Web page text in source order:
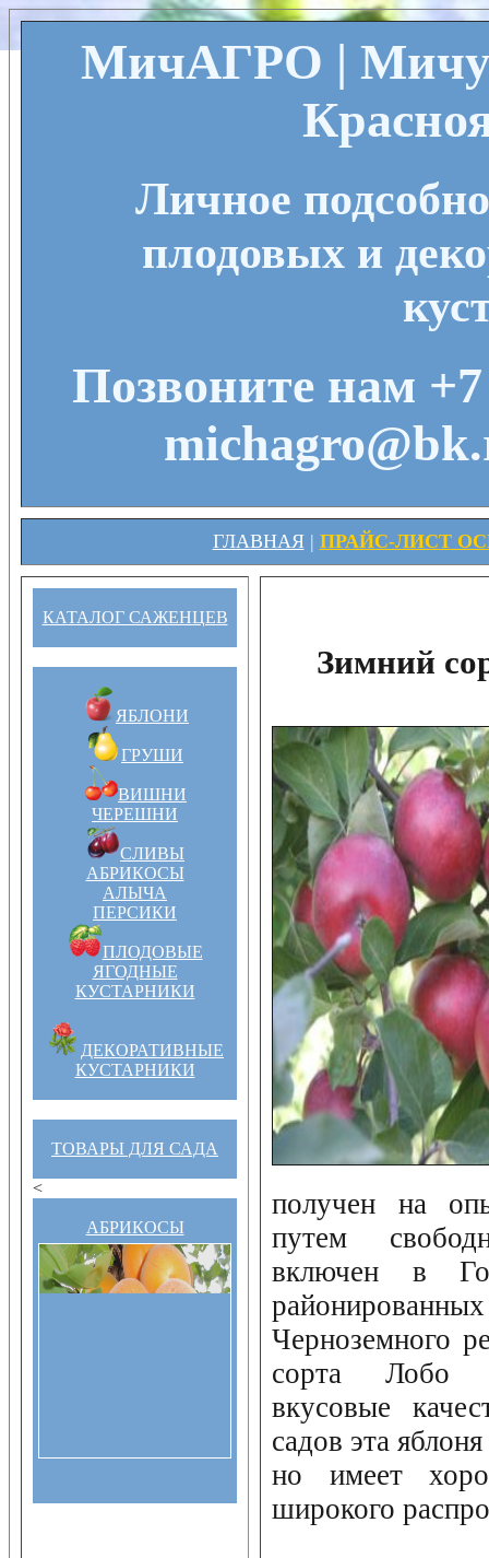
МичАГРО |
Личное
плодовых и
Позвоните нам
ГЛАВНАЯ| ПРАЙС-ЛИСТ
КАТАЛОГ САЖЕНЦЕВ
ЯБЛОНИ
ГРУШИ
ВИШНИ
ЧЕРЕШНИ
СЛИВЫ
АБРИКОСЫ
АЛЫЧА
ПЕРСИКИ
ПЛОДОВЫЕ
ЯГОДНЫЕ
КУСТАРНИКИ
ДЕКОРАТИВНЫЕ
КУСТАРНИКИ
ТОВАРЫ ДЛЯ САДА
<
АБРИКОСЫ
Зимний
получен на
путем
включен в
Черноземного
сорта Лобо
вкусовые
садов эта
но имеет
широкого